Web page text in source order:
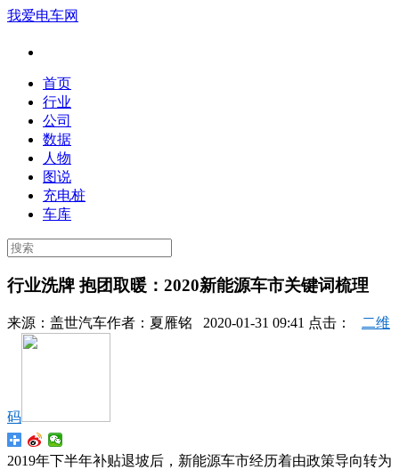
我爱电车网
首页
行业
公司
数据
人物
图说
充电桩
车库
行业洗牌 抱团取暖：2020新能源车市关键词梳理
来源： 盖世汽车作者： 夏雁铭 2020-01-31 09:41 点击： 二维
码
2019年下半年补贴退坡后，新能源车市经历着由政策导向转为